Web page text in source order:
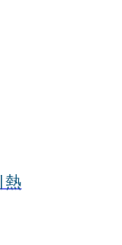
熱